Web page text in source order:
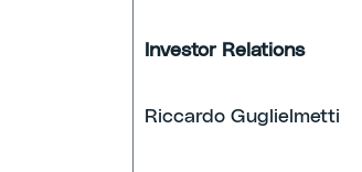
Investor Relations
Riccardo Guglielmetti